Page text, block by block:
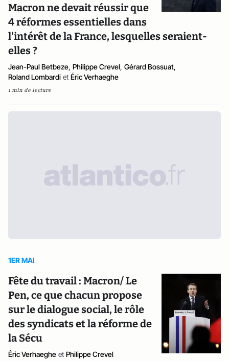
Macron ne devait réussir que
4 réformes essentielles dans
l'intérêt de la France, lesquelles seraient-
elles ?
Jean-Paul Betbeze, Philippe Crevel, Gérard Bossuat,
Roland Lombardi et Éric Verhaeghe
1 min de lecture
1ER MAI
Fête du travail : Macron/ Le
Pen, ce que chacun propose
sur le dialogue social, le rôle
des syndicats et la réforme de
la Sécu
Éric Verhaeghe et Philippe Crevel